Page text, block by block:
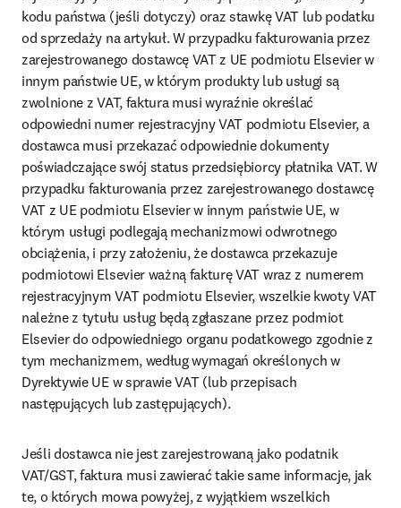
kodu państwa (jeśli dotyczy) oraz stawkę VAT lub podatku
od sprzedaży na artykuł. W przypadku fakturowania przez
zarejestrowanego dostawcę VAT z UE podmiotu Elsevier w
innym państwie UE, w którym produkty lub usługi są
zwolnione z VAT, faktura musi wyraźnie określać
odpowiedni numer rejestracyjny VAT podmiotu Elsevier, a
dostawca musi przekazać odpowiednie dokumenty
poświadczające swój status przedsiębiorcy płatnika VAT. W
przypadku fakturowania przez zarejestrowanego dostawcę
VAT z UE podmiotu Elsevier w innym państwie UE, w
którym usługi podlegają mechanizmowi odwrotnego
obciążenia, i przy założeniu, że dostawca przekazuje
podmiotowi Elsevier ważną fakturę VAT wraz z numerem
rejestracyjnym VAT podmiotu Elsevier, wszelkie kwoty VAT
należne z tytułu usług będą zgłaszane przez podmiot
Elsevier do odpowiedniego organu podatkowego zgodnie z
tym mechanizmem, według wymagań określonych w
Dyrektywie UE w sprawie VAT (lub przepisach
następujących lub zastępujących).
Jeśli dostawca nie jest zarejestrowaną jako podatnik
VAT/GST, faktura musi zawierać takie same informacje, jak
te, o których mowa powyżej, z wyjątkiem wszelkich